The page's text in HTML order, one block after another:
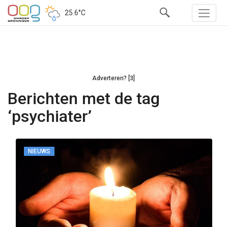
25.6°C
Adverteren? [3]
Berichten met de tag
‘psychiater’
NIEUWS